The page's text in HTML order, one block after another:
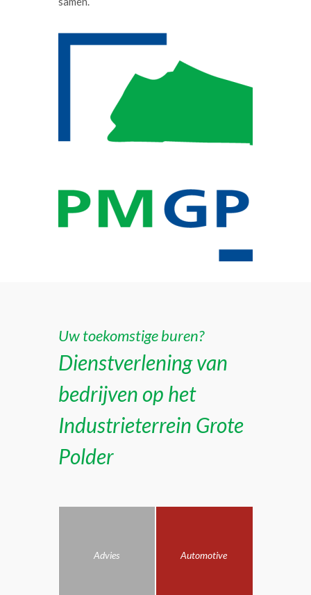
Uw toekomstige buren?
Dienstverlening van
bedrijven op het
Industrieterrein Grote
Polder
Advies Automotive